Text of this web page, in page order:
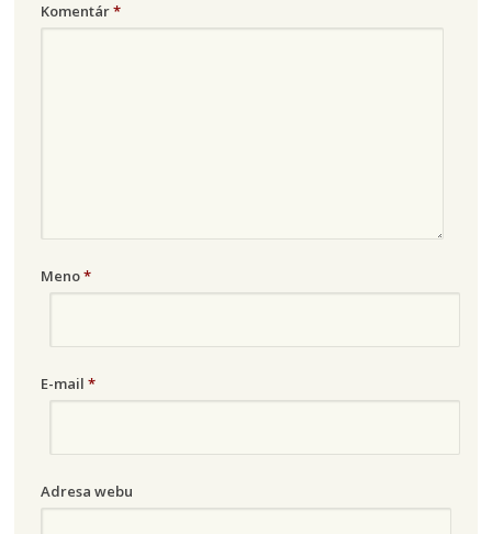
Komentár*
Meno*
E-mail *
Adresa webu